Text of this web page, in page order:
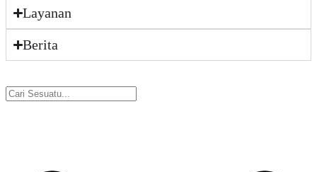
Layanan
Berita